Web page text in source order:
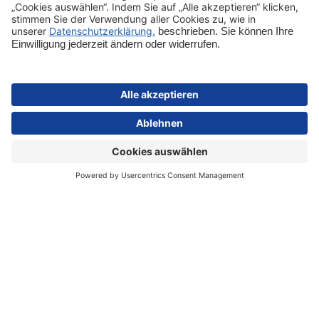
Shop-Service
Sicher bezahlen